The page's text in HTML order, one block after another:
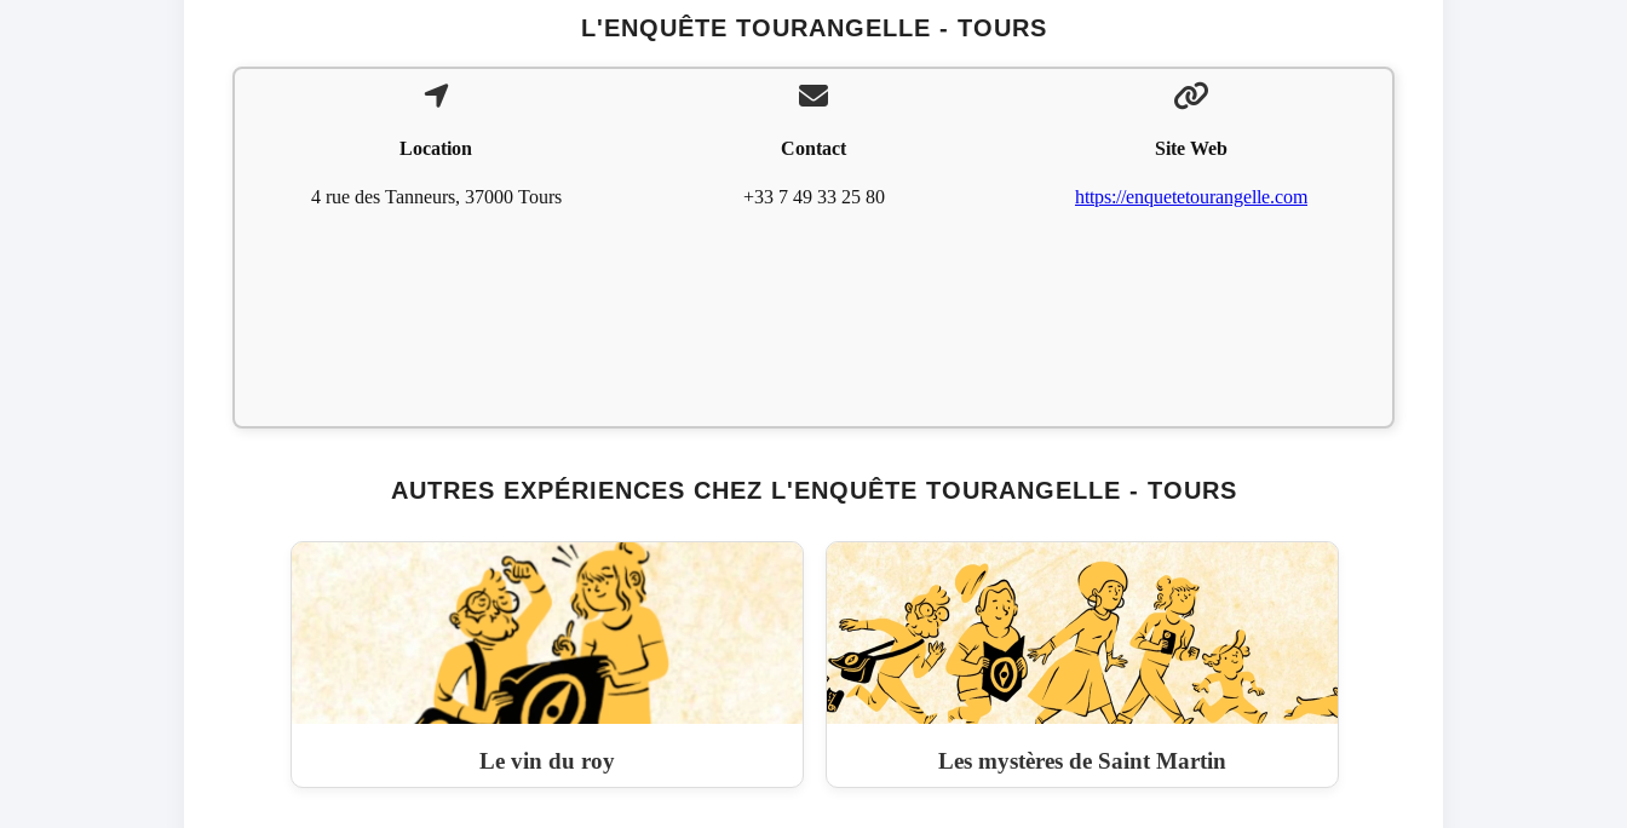
L'ENQUÊTE TOURANGELLE - TOURS
Location
4 rue des Tanneurs, 37000 Tours
Contact
+33 7 49 33 25 80
Site Web
https://enquetetourangelle.com
AUTRES EXPÉRIENCES CHEZ L'ENQUÊTE TOURANGELLE - TOURS
Le vin du roy Les mystères de Saint Martin